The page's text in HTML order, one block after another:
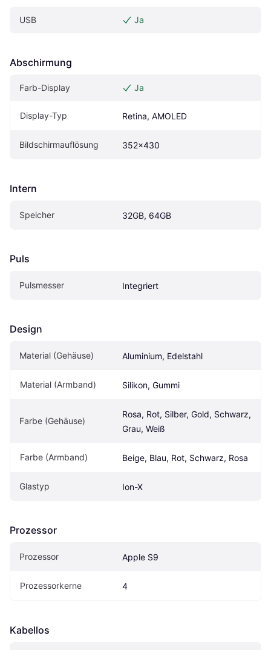
USB Ja
Abschirmung
Farb-Display Ja
Display-Typ Retina, AMOLED
Bildschirmauflösung 352x430
Intern
Speicher 32GB, 64GB
Puls
Pulsmesser Integriert
Design
Material (Gehäuse) Aluminium, Edelstahl
Material (Armband) Silikon, Gummi
Farbe (Gehäuse)
Rosa, Rot, Silber, Gold, Schwarz,
Grau, Weiß
Farbe (Armband) Beige, Blau, Rot, Schwarz, Rosa
Glastyp Ion-X
Prozessor
Prozessor Apple S9
Prozessorkerne 4
Kabellos